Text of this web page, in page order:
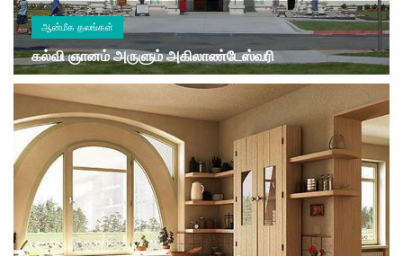
ஆன்மீக தலங்கள்
கல்வி ஞானம் அருளும் அகிலாண்டேஸ்வரி